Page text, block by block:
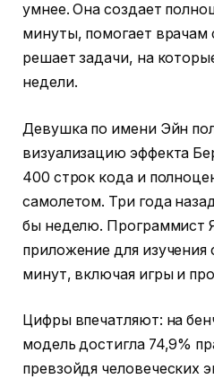
умнее. Она создает
минуты, помогает врачам
решает задачи, на
недели.
Девушка по имени Эйн
визуализацию эффекта
400 строк кода и
самолетом. Три года
бы неделю. Программист
приложение для изучения
минут, включая игры и
Цифры впечатляют: на
модель достигла 74,9%
превзойдя человеческих